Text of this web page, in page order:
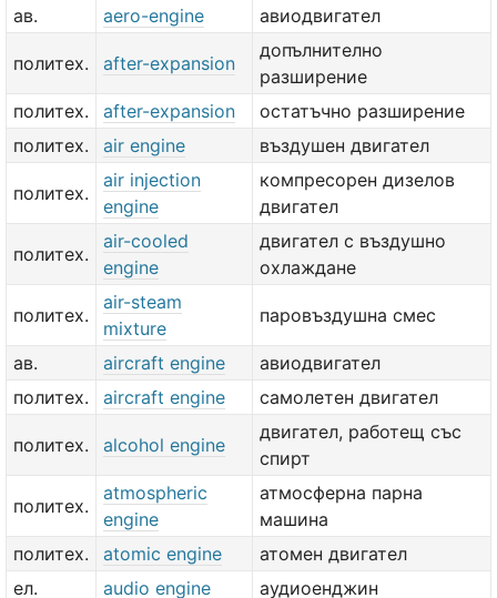
ав. aero-engine авиодвигател
политех. after-expansion
допълнително
разширение
политех.
after-expansion
остатъчно разширение
политех.
air engine въздушен двигател
политех.
air injection
engine
компресорен дизелов
двигател
политех.
air-cooled
engine
двигател с въздушно
охлаждане
политех.
air-steam
mixture
паровъздушна смес
ав. aircraft engine
авиодвигател
политех.
aircraft engine самолетен двигател
политех. alcohol engine
двигател, работещ със
спирт
политех.
atmospheric
engine
атмосферна парна
машина
политех.
atomic engine
атомен двигател
ел.
audio engine
аудиоенджин